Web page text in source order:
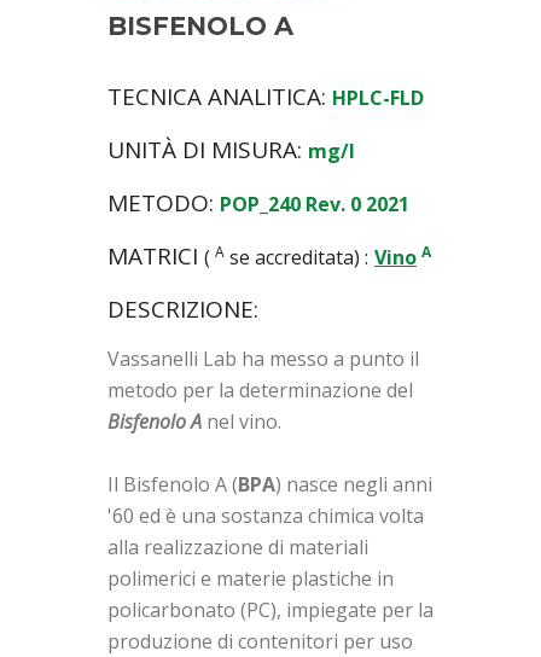
BISFENOLO A
TECNICA ANALITICA: HPLC-FLD
UNITÀ DI MISURA: mg/l
METODO: POP_240 Rev. 0 2021
MATRICI ( A se accreditata) : Vino A
DESCRIZIONE:
Vassanelli Lab ha messo a punto il
metodo per la determinazione del
Bisfenolo A nel vino.
Il Bisfenolo A (BPA) nasce negli anni
'60 ed è una sostanza chimica volta
alla realizzazione di materiali
polimerici e materie plastiche in
policarbonato (PC), impiegate per la
produzione di contenitori per uso